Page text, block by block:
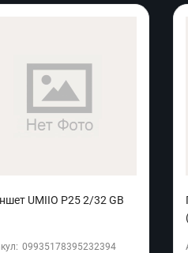
UMIIO P25 2/32 GB
09935178395232394